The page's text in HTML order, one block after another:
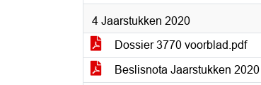
4 Jaarstukken 2020
Dossier 3770 voorblad.pdf
Beslisnota Jaarstukken 2020